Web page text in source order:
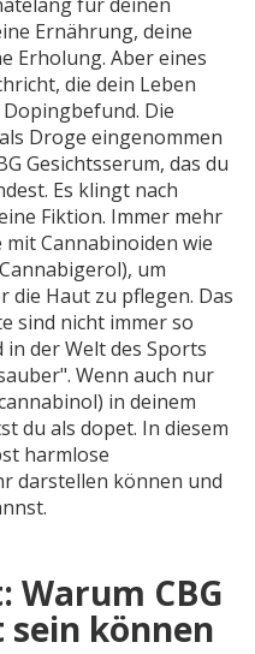
Ernährung, deine
Erholung. Aber eines
die dein Leben
Die
Droge eingenommen
Gesichtsserum, das du
Es klingt nach
Fiktion. Immer mehr
Cannabinoiden wie
um
die Haut zu pflegen. Das
sind nicht immer so
in der Welt des Sports
Wenn auch nur
in deinem
du als dopet. In diesem
harmlose
darstellen können und
CBG
sein können